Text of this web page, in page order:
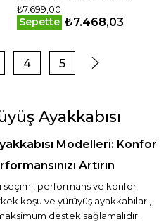
₺7.699,00
Sepette ₺7.468,03
4 5
Ayakkabısı
Modelleri: Konfor
Artırın
seçimi, performans ve konfor
koşu ve yürüyüş ayakkabıları,
destek sağlamalıdır.